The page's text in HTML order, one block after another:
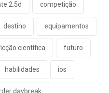
2.5d competição
destino equipamentos
científica futuro
habilidades ios
daybreak